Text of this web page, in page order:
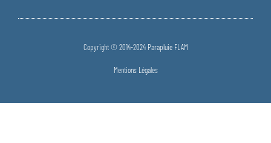
Copyright © 2014-2024 Parapluie FLAM
Mentions Légales